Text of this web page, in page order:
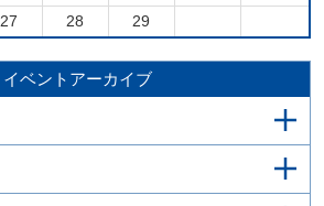
27 28 29
イベントアーカイブ